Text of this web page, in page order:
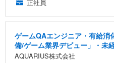
正社員
ゲームQAエンジニア・有給消
備/ゲーム業界デビュー」・未
AQUARIUS株式会社